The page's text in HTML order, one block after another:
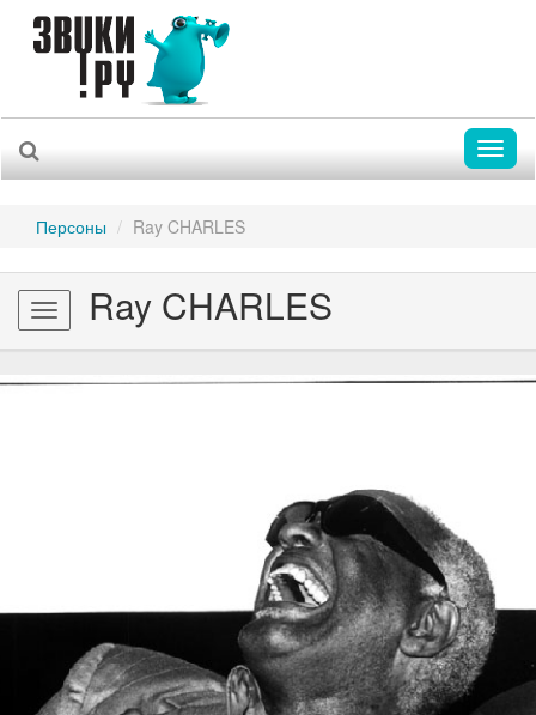
Персоны Ray CHARLES
Toggle
navigation
Ray CHARLES